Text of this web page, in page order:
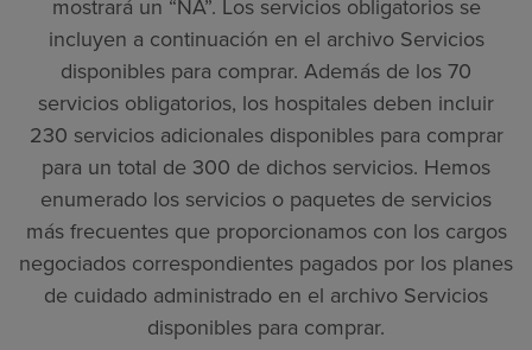
mostrará un “NA”. Los servicios obligatorios se
incluyen a continuación en el archivo Servicios
disponibles para comprar. Además de los 70
servicios obligatorios, los hospitales deben incluir
230 servicios adicionales disponibles para comprar
para un total de 300 de dichos servicios. Hemos
enumerado los servicios o paquetes de servicios
más frecuentes que proporcionamos con los cargos
negociados correspondientes pagados por los planes
de cuidado administrado en el archivo Servicios
disponibles para comprar.